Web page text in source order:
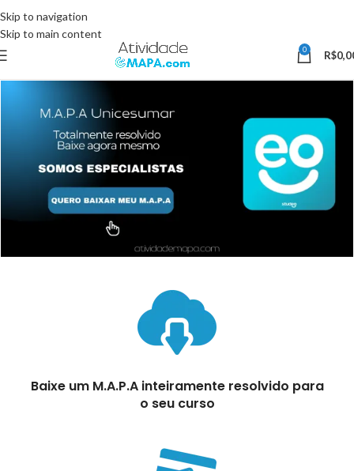
Skip to navigation
Skip to main content
0 R$
Baixe um M.A.P.A inteiramente resolvido para
o seu curso
somente pelo site.